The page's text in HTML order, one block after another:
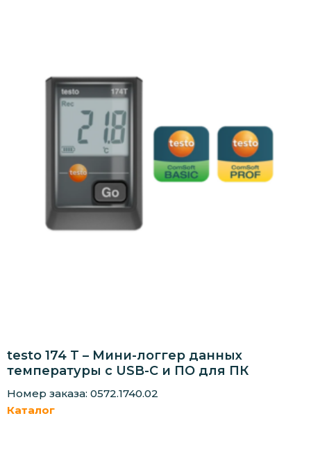
testo 174 T – Мини-логгер данных
температуры с USB-C и ПО для ПК
Номер заказа: 0572.1740.02
Каталог